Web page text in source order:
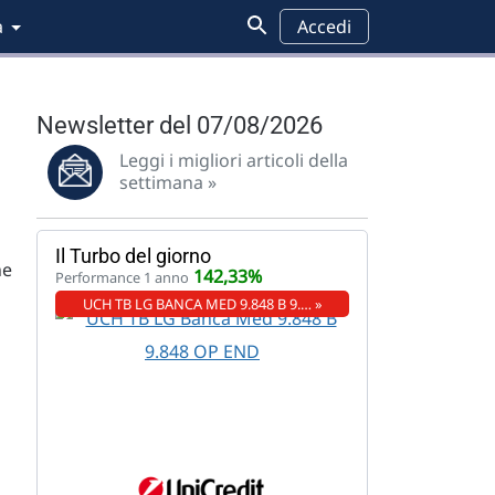
Accedi
Newsletter del 07/08/2026
Leggi i migliori articoli della
settimana »
Il Turbo del giorno
Performance 1 anno 142,33%
UCH TB LG BANCA MED 9.848 B 9.… »